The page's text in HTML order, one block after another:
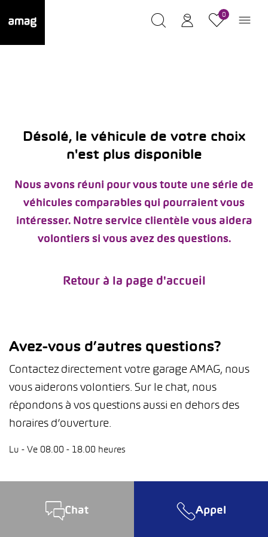
0
Désolé, le véhicule de votre choix
n'est plus disponible
Nous avons réuni pour vous toute une série de
véhicules comparables qui pourraient vous
intéresser. Notre service clientèle vous aidera
volontiers si vous avez des questions.
Retour à la page d'accueil
Avez-vous d’autres questions?
Contactez directement votre garage AMAG, nous
vous aiderons volontiers. Sur le chat, nous
répondons à vos questions aussi en dehors des
horaires d’ouverture.
Lu - Ve 08.00 - 18.00 heures
Chat Appel